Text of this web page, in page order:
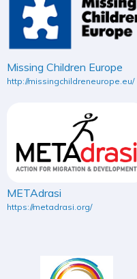
Missing Children Europe
http://missingchildreneurope.eu/
METAdrasi
https://metadrasi.org/